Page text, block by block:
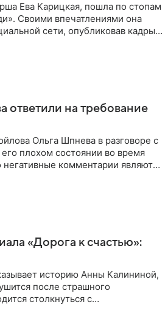
Ева Карицкая, пошла по стопам
Своими впечатлениями она
сети, опубликовав кадры
ответили на требование
Ольга Шпнева в разговоре с
плохом состоянии во время
комментарии являются
«Дорога к счастью»:
историю Анны Калининой,
после страшного
столкнуться с